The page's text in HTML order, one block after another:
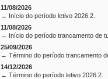
11/08/2026
→ Início do período letivo 2026.2.
11/08/2026
→ Início do período trancamento de
25/09/2026
→ Término do período trancamento
14/12/2026
→ Término do período letivo 2026.2.